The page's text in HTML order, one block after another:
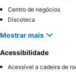
Centro de negócios
Discoteca
Mostrar mais
Acessibilidade
Acessível a cadeira de